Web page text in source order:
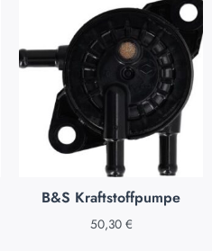
B&S Kraftstoffpumpe
50,30 €